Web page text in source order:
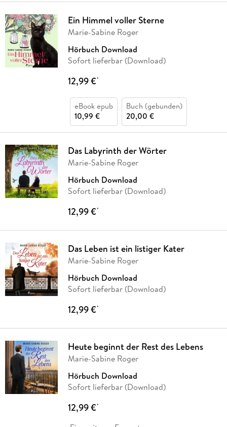
Ein Himmel voller Sterne
Marie-Sabine Roger
Hörbuch Download
Sofort lieferbar (Download)
12,99 €*
eBook epub
10,99 €
Buch (gebunden)
20,00 €
Das Labyrinth der Wörter
Marie-Sabine Roger
Hörbuch Download
Sofort lieferbar (Download)
12,99 €*
Das Leben ist ein listiger Kater
Marie-Sabine Roger
Hörbuch Download
Sofort lieferbar (Download)
12,99 €*
Heute beginnt der Rest des Lebens
Marie-Sabine Roger
Hörbuch Download
Sofort lieferbar (Download)
12,99 €*